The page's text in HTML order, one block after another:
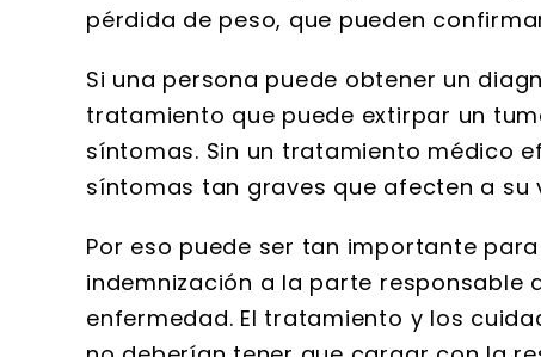
pérdida de peso, que pueden
Si una persona puede obtener un
tratamiento que puede extirpar un
síntomas. Sin un tratamiento médico
síntomas tan graves que afecten a
Por eso puede ser tan importante
indemnización a la parte responsable
enfermedad. El tratamiento y los